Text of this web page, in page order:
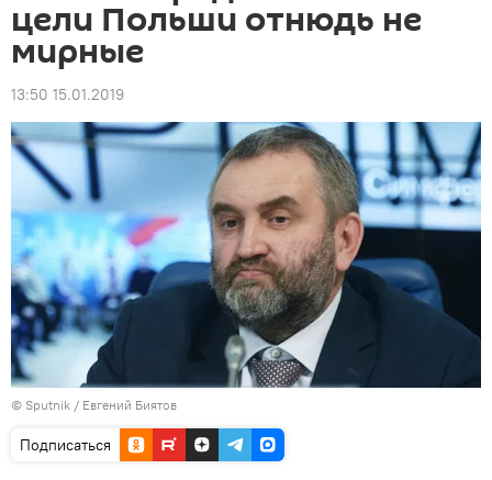
цели Польши отнюдь не
мирные
13:50 15.01.2019
© Sputnik / Евгений Биятов
Подписаться